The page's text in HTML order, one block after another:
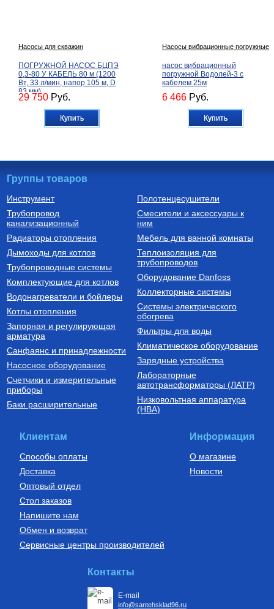
Насосы для скважин
ПОГРУЖНОЙ НАСОС БЦПЭ
0,3-80 У КАБЕЛЬ 80 м (1200
Вт, 33 л/мин, напор 105 м, D
83 мм)
29 750 Руб.
Купить
Насосы вибрационные погружные
насос вибрационный
погружной Водолей-3 с
кабелем 25м
6 466 Руб.
Купить
Бойлеры (водонагреватели
косвенного нагрева)
нагрева напольный из
нержавеющей стали STINOX F
500 л., арт.: 805F0050
127 190Руб.
Купить
Трубы из сшитого полиэтилена
Труба напорная из сшитого
полиэтилена с барьерным
слоем EVOH, тип PE-Xa
16(2.2) бухта 100 м,
VA1622.3.C.100
7 300Руб.
Котлы газовые настенные
Котел газовый настенный
одноконтурный Vitabel HF 32
63 890Руб.
Купить
Дымоходы для котлов DN 80
(традиционные)
Элемент дымохода DN80
Руб.
Купить
Бойлеры (водонагреватели
Водонагреватель косвенного
нагрева напольный из
нержавеющей стали STINOX F
200 л., арт.: 805F0020
Установки канализационные
33 170
Группы товаров
Инструмент
Трубопровод
канализационный
Радиаторы отопления
Дымоходы для котлов
Трубопроводные системы
Комплектующие для котлов
Водонагреватели и бойлеры
Котлы отопления
Запорная и регулирующая
арматура
Санфаянс и принадлежности
Насосное оборудование
Счетчики и измерительные
приборы
Баки расширительные
Полотенцесушители
Смесители и аксессуары к
ним
Мебель для ванной комнаты
Теплоизоляция для
трубопроводов
Оборудование Danfoss
Коллекторные системы
Системы электрического
обогрева
Фильтры для воды
Климатическое оборудование
Зарядные устройства
Лабораторные
автотрансформаторы (ЛАТР)
Низковольтная аппаратура
(НВА)
Клиентам
Способы оплаты
Доставка
Оптовый отдел
Стол заказов
Напишите нам
Обмен и возврат
Сервисные центры производителей
Информация
О магазине
Новости
Контакты
E-mail
info@santehsklad96.ru